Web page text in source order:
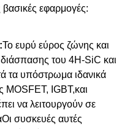
βασικές εφαρμογές:
Το ευρύ εύρος ζώνης και
του 4H-SiC και
τα υπόστρωμα ιδανικά
MOSFET, IGBT,και
να λειτουργούν σε
συσκευές αυτές